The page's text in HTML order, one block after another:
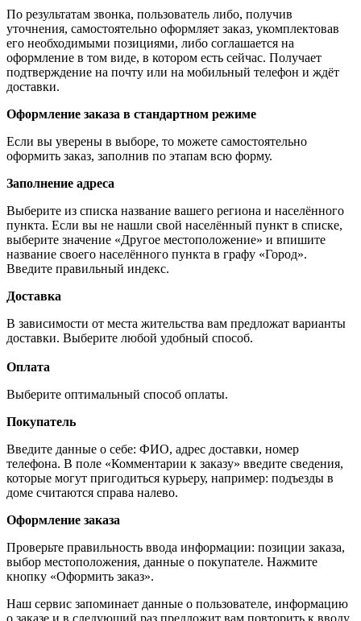
По результатам звонка, пользователь либо, получив
уточнения, самостоятельно оформляет заказ, укомплектовав
его необходимыми позициями, либо соглашается на
оформление в том виде, в котором есть сейчас. Получает
подтверждение на почту или на мобильный телефон и ждёт
доставки.
Оформление заказа в стандартном режиме
Если вы уверены в выборе, то можете самостоятельно
оформить заказ, заполнив по этапам всю форму.
Заполнение адреса
Выберите из списка название вашего региона и населённого
пункта. Если вы не нашли свой населённый пункт в списке,
выберите значение «Другое местоположение» и впишите
название своего населённого пункта в графу «Город».
Введите правильный индекс.
Доставка
В зависимости от места жительства вам предложат варианты
доставки. Выберите любой удобный способ.
Оплата
Выберите оптимальный способ оплаты.
Покупатель
Введите данные о себе: ФИО, адрес доставки, номер
телефона. В поле «Комментарии к заказу» введите сведения,
которые могут пригодиться курьеру, например: подъезды в
доме считаются справа налево.
Оформление заказа
Проверьте правильность ввода информации: позиции заказа,
выбор местоположения, данные о покупателе. Нажмите
кнопку «Оформить заказ».
Наш сервис запоминает данные о пользователе, информацию